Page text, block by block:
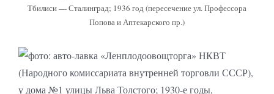
Тбилиси — Сталинград; 1936 год (пересечение ул. Профессора
Попова и Аптекарского пр.)